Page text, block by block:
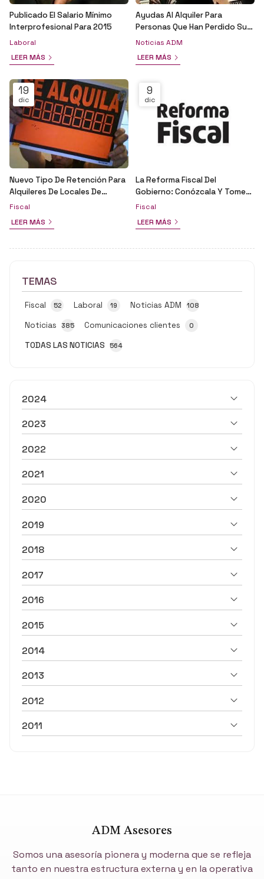
TEMAS
TODAS LAS NOTICIAS 564
Fiscal 52 Laboral 19 Noticias ADM 108
Noticias 385 Comunicaciones clientes 0
Publicado El Salario Mínimo
Interprofesional Para 2015
Laboral
LEER MÁS
Ayudas Al Alquiler Para
Personas Que Han Perdido Su
Vivienda Por Ejecucion De
Noticias ADM
LEER MÁS
19
dic
Nuevo Tipo De Retención Para
Alquileres De Locales De
Negocio
Fiscal
LEER MÁS
9
dic
La Reforma Fiscal Del
Gobierno: Conózcala Y Tome
Sus Decisiones
Fiscal
LEER MÁS
2024
2023
2022
2021
2020
2019
2018
2017
2016
2015
2014
2013
2012
2011
ADM Asesores
Somos una asesoría pionera y moderna que se refleja
tanto en nuestra estructura externa y en la operativa